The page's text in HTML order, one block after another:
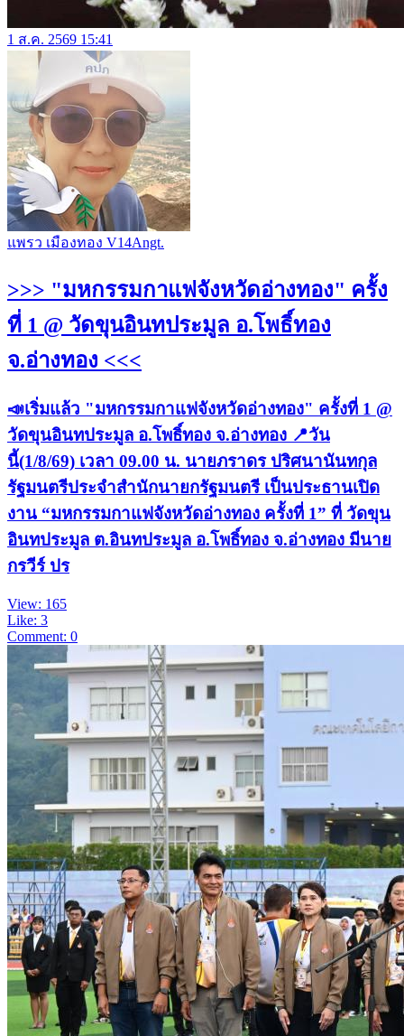
1 ส.ค. 2569 15:41
แพรว เมืองทอง V14Angt.
>>> "มหกรรมกาแฟจังหวัดอ่างทอง" ครั้ง
ที่ 1 @ วัดขุนอินทประมูล อ.โพธิ์ทอง
จ.อ่างทอง <<<
📣เริ่มแล้ว "มหกรรมกาแฟจังหวัดอ่างทอง" ครั้งที่ 1 @
วัดขุนอินทประมูล อ.โพธิ์ทอง จ.อ่างทอง 📍วัน
นี้(1/8/69) เวลา 09.00 น. นายภราดร ปริศนานันทกุล
รัฐมนตรีประจำสำนักนายกรัฐมนตรี เป็นประธานเปิด
งาน “มหกรรมกาแฟจังหวัดอ่างทอง ครั้งที่ 1” ที่ วัดขุน
อินทประมูล ต.อินทประมูล อ.โพธิ์ทอง จ.อ่างทอง มีนาย
กรวีร์ ปร
View: 165
Like: 3
Comment: 0